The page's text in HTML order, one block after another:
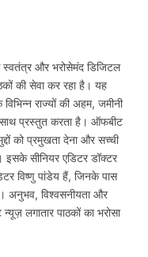
और भरोसेमंद डिजिटल
की सेवा कर रहा है। यह
राज्यों की अहम, जमीनी
प्रस्तुत करता है। ऑफबीट
को प्रमुखता देना और सच्ची
इसके सीनियर एडिटर डॉक्टर
विष्णु पांडेय हैं, जिनके पास
अनुभव, विश्वसनीयता और
लगातार पाठकों का भरोसा